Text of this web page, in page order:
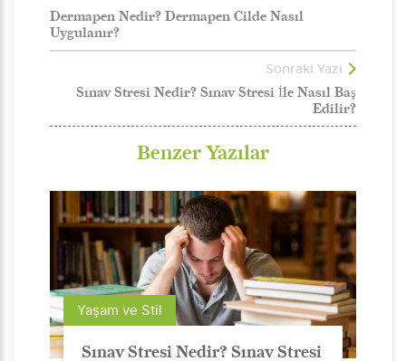
Dermapen Nedir? Dermapen Cilde Nasıl
Uygulanır?
Sonraki Yazı
Sınav Stresi Nedir? Sınav Stresi İle Nasıl Baş
Edilir?
Benzer Yazılar
Yaşam ve Stil
Sınav Stresi Nedir? Sınav Stresi